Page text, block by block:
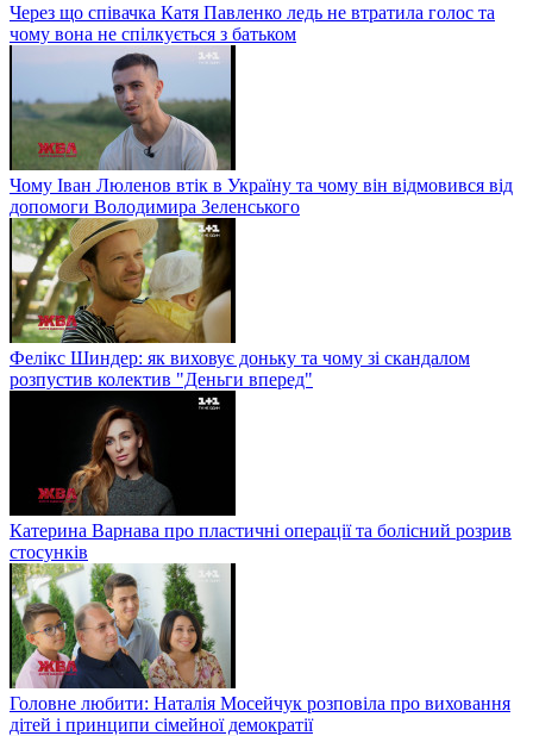
Через що співачка Катя Павленко ледь не втратила голос та
чому вона не спілкується з батьком
Чому Іван Люленов втік в Україну та чому він відмовився від
допомоги Володимира Зеленського
Фелікс Шиндер: як виховує доньку та чому зі скандалом
розпустив колектив "Деньги вперед"
Катерина Варнава про пластичні операції та болісний розрив
стосунків
Головне любити: Наталія Мосейчук розповіла про виховання
дітей і принципи сімейної демократії